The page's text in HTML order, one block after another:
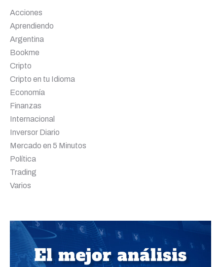
Acciones
Aprendiendo
Argentina
Bookme
Cripto
Cripto en tu Idioma
Economía
Finanzas
Internacional
Inversor Diario
Mercado en 5 Minutos
Política
Trading
Varios